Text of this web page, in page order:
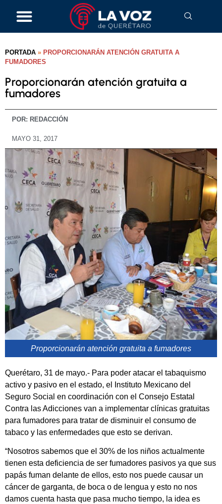
PORTADA » PROPORCIONARÁN ATENCIÓN GRATUITA A
FUMADORES
Proporcionarán atención gratuita a
fumadores
POR: REDACCIÓN
MAYO 31, 2017
Proporcionarán atención gratuita a fumadores
Querétaro, 31 de mayo.- Para poder atacar el tabaquismo
activo y pasivo en el estado, el Instituto Mexicano del
Seguro Social en coordinación con el Consejo Estatal
Contra las Adicciones van a implementar clínicas gratuitas
para fumadores para tratar de disminuir el consumo de
tabaco y las enfermedades que esto se derivan.
“Nosotros sabemos que el 30% de los niños actualmente
tienen esta deficiencia de ser fumadores pasivos ya que sus
papás fuman delante de ellos, esto nos puede causar un
cáncer de garganta, de boca o de lengua y esto no nos
damos cuenta hasta que pasa mucho tiempo, la idea es